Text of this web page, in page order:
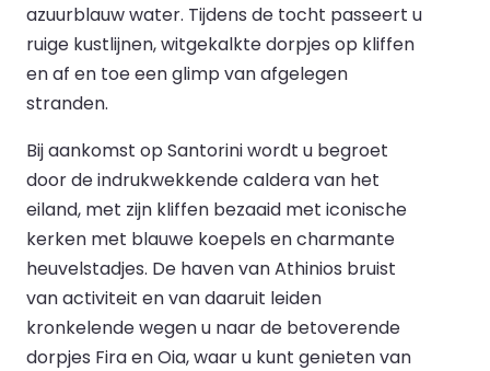
azuurblauw water. Tijdens de tocht passeert u
ruige kustlijnen, witgekalkte dorpjes op kliffen
en af en toe een glimp van afgelegen
stranden.
Bij aankomst op Santorini wordt u begroet
door de indrukwekkende caldera van het
eiland, met zijn kliffen bezaaid met iconische
kerken met blauwe koepels en charmante
heuvelstadjes. De haven van Athinios bruist
van activiteit en van daaruit leiden
kronkelende wegen u naar de betoverende
dorpjes Fira en Oia, waar u kunt genieten van